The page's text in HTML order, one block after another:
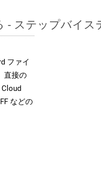
- ステップバイ
ファイ
直接の
などの